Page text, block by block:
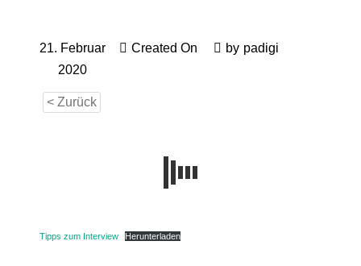
Created On
21. Februar
2020
by padigi
< Zurück
Tipps zum Interview Herunterladen